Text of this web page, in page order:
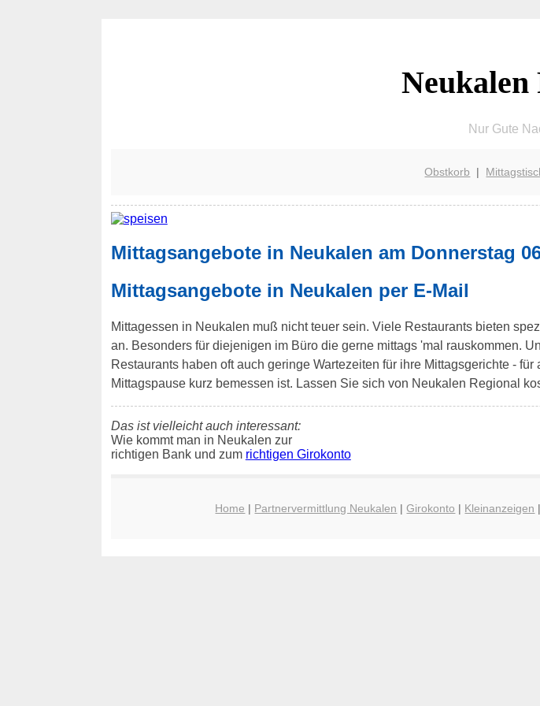
Neukalen
Nur Gute
Obstkorb |
Mittagsangebote in Neukalen am Donnerstag
Mittagsangebote in Neukalen per E-Mail
Mittagessen in Neukalen muß nicht teuer sein. Viele Restaurants bieten
an. Besonders für diejenigen im Büro die gerne mittags 'mal rauskommen.
Restaurants haben oft auch geringe Wartezeiten für ihre Mittagsgerichte -
Mittagspause kurz bemessen ist. Lassen Sie sich von Neukalen Regional
Das ist vielleicht auch interessant:
Wie kommt man in Neukalen zur
richtigen Bank und zum richtigen Girokonto
Home | Partnervermittlung Neukalen |Girokonto | Kleinanzeigen |